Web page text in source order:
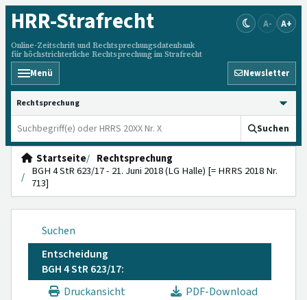
HRR-Strafrecht
Online-Zeitschrift und Rechtsprechungsdatenbank
für höchstrichterliche Rechtsprechung im Strafrecht
A- A+
Menü Newsletter
HRRS durchsuchen
Suchen
Startseite
Rechtsprechung
BGH 4 StR 623/17 - 21. Juni 2018 (LG Halle) [= HRRS 2018 Nr.
713]
Suchen
Entscheidung
BGH 4 StR 623/17:
Druckansicht
PDF-Download